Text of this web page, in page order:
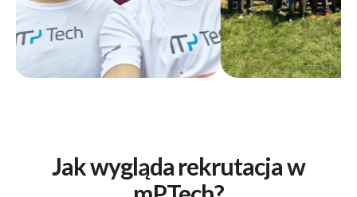
Jak wygląda rekrutacja w